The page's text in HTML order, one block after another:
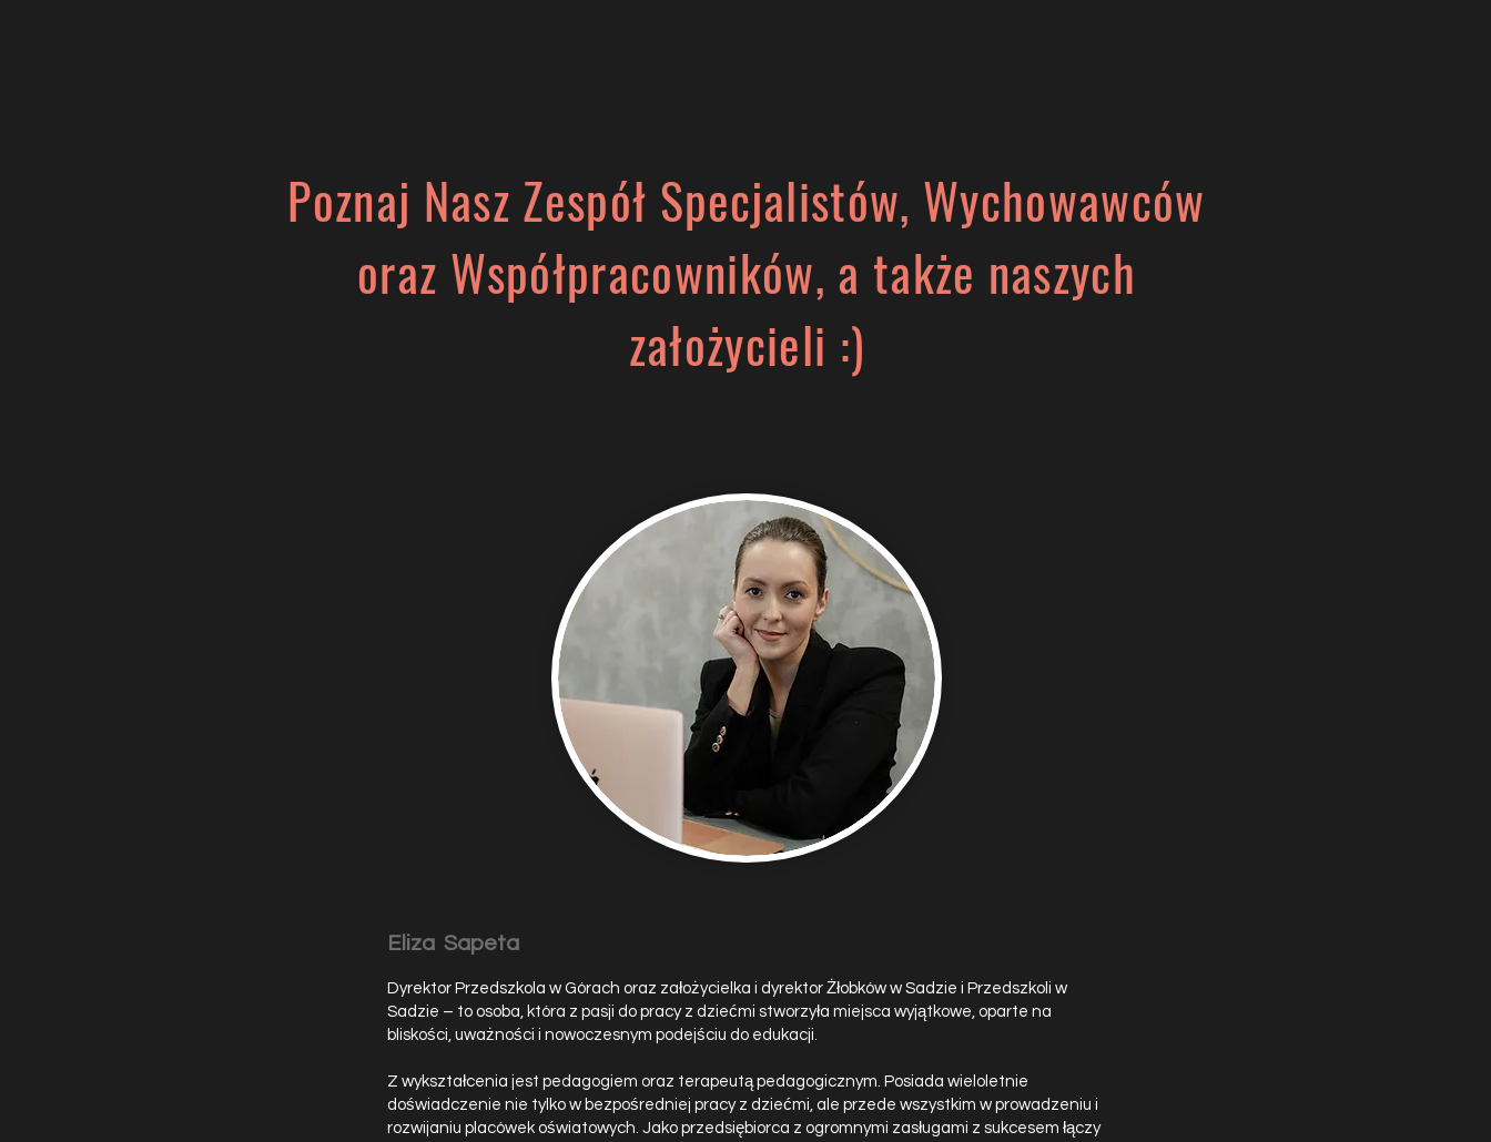
Poznaj Nasz Zespół Specjalistów, Wychowawców
oraz Współpracowników, a także naszych
założycieli :)
Eliza Sapeta
Dyrektor Przedszkola w Górach oraz założycielka i dyrektor Żłobków w Sadzie i Przedszkoli w
Sadzie – to osoba, która z pasji do pracy z dziećmi stworzyła miejsca wyjątkowe, oparte na
bliskości, uważności i nowoczesnym podejściu do edukacji.
Z wykształcenia jest pedagogiem oraz terapeutą pedagogicznym. Posiada wieloletnie
doświadczenie nie tylko w bezpośredniej pracy z dziećmi, ale przede wszystkim w prowadzeniu i
rozwijaniu placówek oświatowych. Jako przedsiębiorca z ogromnymi zasługami z sukcesem łączy